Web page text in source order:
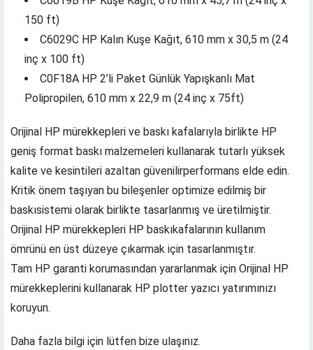
150 ft)
C6029C HP Kalın Kuşe Kağıt, 610 mm x 30,5 m (24
inç x 100 ft)
C0F18A HP 2’li Paket Günlük Yapışkanlı Mat
Polipropilen, 610 mm x 22,9 m (24 inç x 75ft)
Orijinal HP mürekkepleri ve baskı kafalarıyla birlikte HP
geniş format baskı malzemeleri kullanarak tutarlı yüksek
kalite ve kesintileri azaltan güvenilirperformans elde edin.
Kritik önem taşıyan bu bileşenler optimize edilmiş bir
baskısistemi olarak birlikte tasarlanmış ve üretilmiştir.
Orijinal HP mürekkepleri HP baskıkafalarının kullanım
ömrünü en üst düzeye çıkarmak için tasarlanmıştır.
Tam HP garanti korumasından yararlanmak için Orijinal HP
mürekkeplerini kullanarak HP plotter yazıcı yatırımınızı
koruyun.
Daha fazla bilgi için lütfen bize ulaşınız.